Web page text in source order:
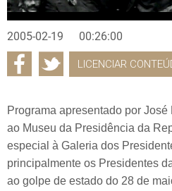
2005-02-19 00:26:00
LICENCIAR
Programa apresentado por
ao Museu da Presidência da
especial à Galeria dos
principalmente os Presidentes
ao golpe de estado do 28 de